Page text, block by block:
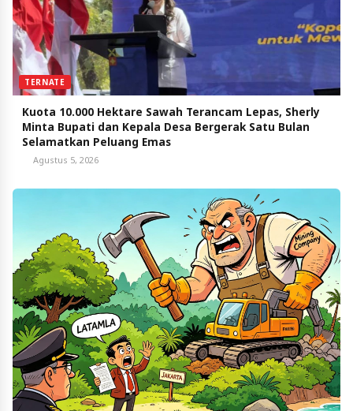
TERNATE
Kuota 10.000 Hektare Sawah Terancam Lepas, Sherly
Minta Bupati dan Kepala Desa Bergerak Satu Bulan
Selamatkan Peluang Emas
Agustus 5, 2026